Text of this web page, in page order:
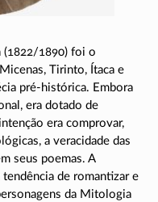
(1822/1890)foi o
Tirinto, Ítaca e
pré-histórica. Embora
era dotado de
era comprovar,
a veracidade das
seus poemas. A
de romantizar e
da Mitologia